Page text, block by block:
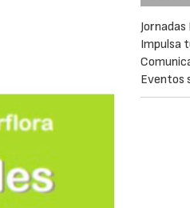
Impulsa
Eventos